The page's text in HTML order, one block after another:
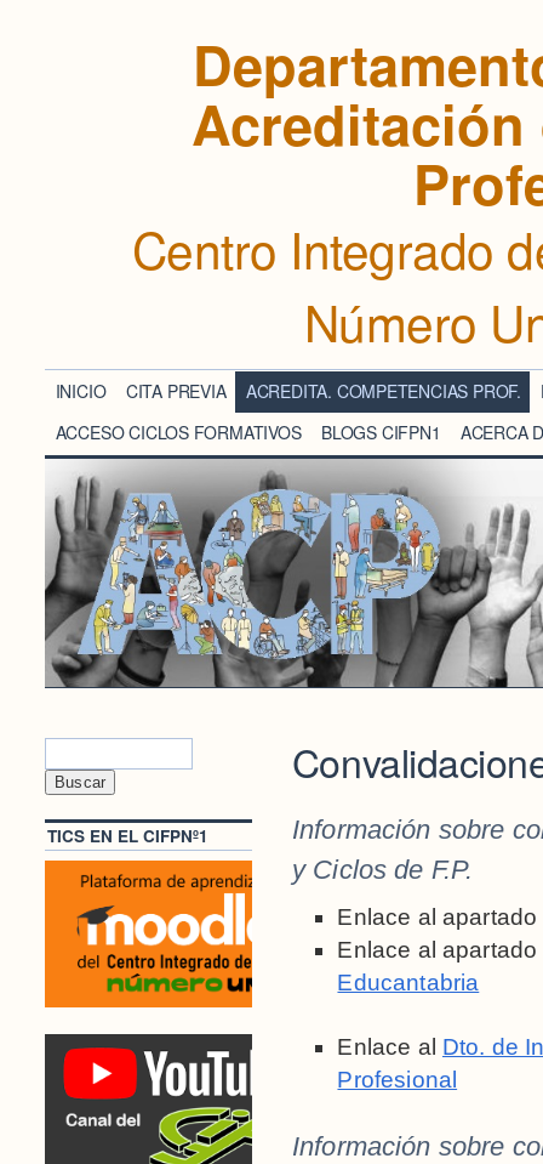
Acreditación
Centro Integrado
Número
INICIO CITA PREVIA ACREDITA. COMPETENCIAS PROF.
ACCESO CICLOS FORMATIVOS
BLOGS CIFPN1 ACERCA
Información sobre
y Ciclos de F.P.
Enlace al
Enlace al
Educantabria
Enlace al Dto. de
Profesional
Información sobre
TICS EN EL CIFPNº1